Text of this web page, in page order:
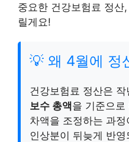
중요한 건강보험료 정산
릴게요!
💡 왜 4월에 정
건강보험료 정산은
보수 총액을 기준으로
차액을 조정하는 과
인상분이 뒤늦게 반